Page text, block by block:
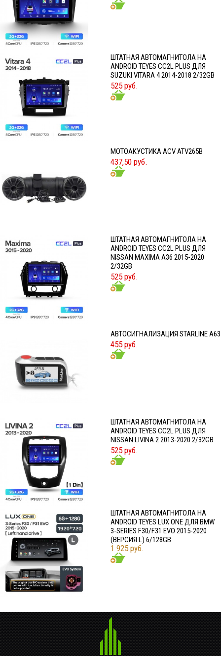
ШТАТНАЯ АВТОМАГНИТОЛА НА
ANDROID TEYES CC2L PLUS ДЛЯ
SUZUKI VITARA 4 2014-2018 2/32GB
525 руб.
МОТОАКУСТИКА ACV ATV265B
437,50 руб.
ШТАТНАЯ АВТОМАГНИТОЛА НА
ANDROID TEYES CC2L PLUS ДЛЯ
NISSAN MAXIMA A36 2015-2020
2/32GB
525 руб.
АВТОСИГНАЛИЗАЦИЯ STARLINE A63
455 руб.
ШТАТНАЯ АВТОМАГНИТОЛА НА
ANDROID TEYES CC2L PLUS ДЛЯ
NISSAN LIVINA 2 2013-2020 2/32GB
525 руб.
ШТАТНАЯ АВТОМАГНИТОЛА НА
ANDROID TEYES LUX ONE ДЛЯ BMW
3-SERIES F30/F31 EVO 2015-2020
(ВЕРСИЯ L) 6/128GB
1 925 руб.